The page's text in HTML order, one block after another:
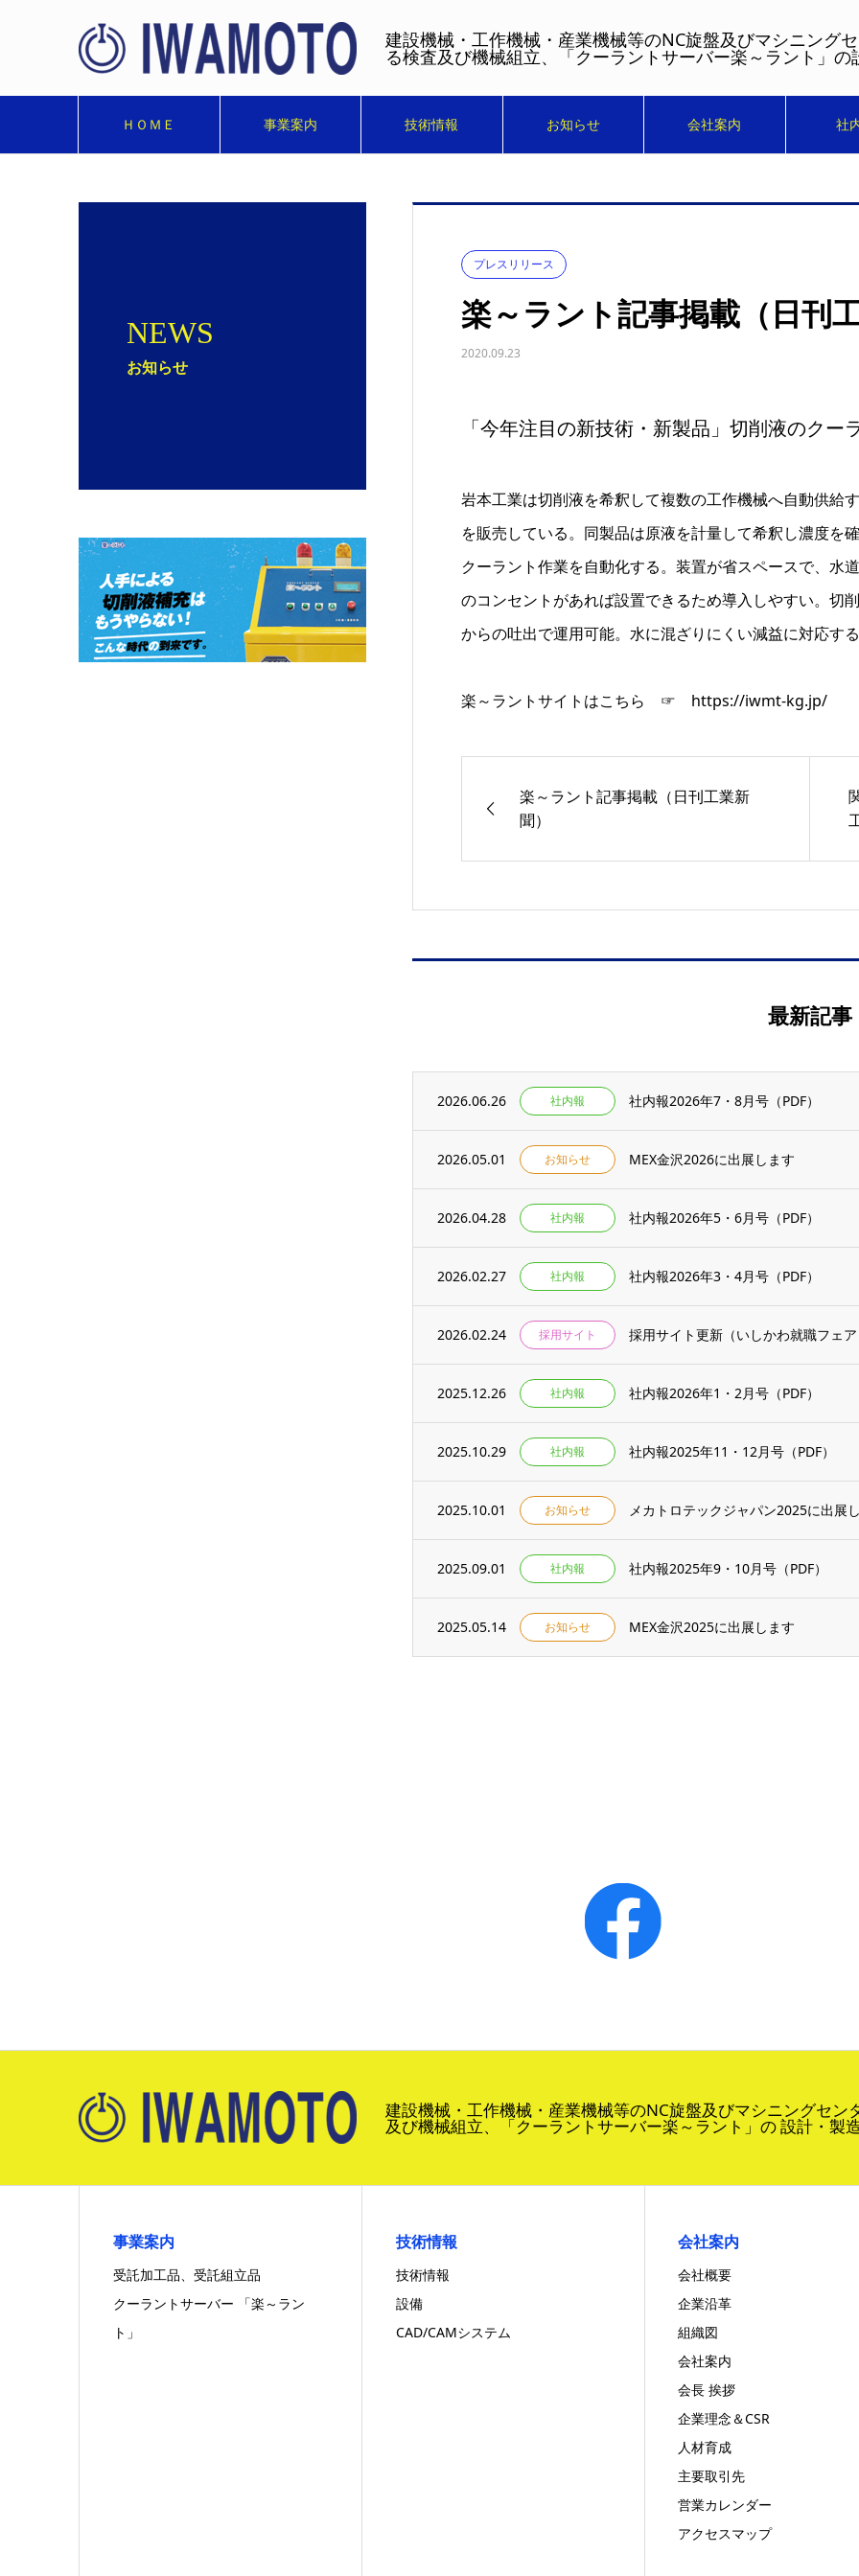
建設機械・工作機械・産業機械等のNC旋盤及びマシニング
る検査及び機械組立、「クーラントサーバー楽～ラント」の
ＨＯＭＥ 事業案内 技術情報 お知らせ 会社案内 社
NEWS
お知らせ
プレスリリース
楽～ラント記事掲載（日刊工
2020.09.23
「今年注目の新技術・新製品」切削液のクー
岩本工業は切削液を希釈して複数の工作機械へ自動供給
を販売している。同製品は原液を計量して希釈し濃度を
クーラント作業を自動化する。装置が省スペースで、水
のコンセントがあれば設置できるため導入しやすい。切
からの吐出で運用可能。水に混ざりにくい減益に対応す
楽～ラントサイトはこちら ☞ https://iwmt-kg.jp/
楽～ラント記事掲載（日刊工業新
聞）
最新記事
2026.06.26 社内報 社内報2026年7・8月号（PDF）
2026.05.01 お知らせ MEX金沢2026に出展します
2026.04.28 社内報 社内報2026年5・6月号（PDF）
2026.02.27 社内報 社内報2026年3・4月号（PDF）
2026.02.24 採用サイト 採用サイト更新（いしかわ就職フェア
2025.12.26 社内報 社内報2026年1・2月号（PDF）
2025.10.29 社内報 社内報2025年11・12月号（PDF）
2025.10.01 お知らせ メカトロテックジャパン2025に出展
2025.09.01 社内報 社内報2025年9・10月号（PDF）
2025.05.14 お知らせ MEX金沢2025に出展します
建設機械・工作機械・産業機械等のNC旋盤及びマシニングセ
及び機械組立、「クーラントサーバー楽～ラント」の 設
事業案内
受託加工品、受託組立品
クーラントサーバー 「楽～ラン
ト」
技術情報
技術情報
設備
CAD/CAMシステム
会社案内
会社概要
企業沿革
組織図
会社案内
会長 挨拶
企業理念＆CSR
人材育成
主要取引先
営業カレンダー
アクセスマップ